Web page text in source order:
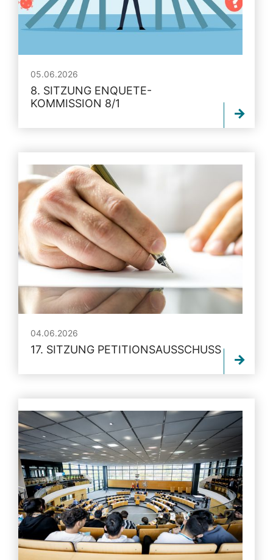
05.06.2026
8. SITZUNG ENQUETE-
KOMMISSION 8/1
04.06.2026
17. SITZUNG PETITIONSAUSSCHUSS